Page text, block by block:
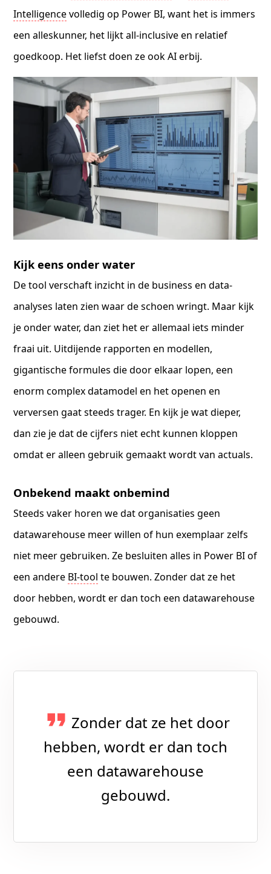
Intelligencevolledig op Power BI, want het is immers
een alleskunner, het lijkt all-inclusive en relatief
goedkoop. Het liefst doen ze ook AI erbij.
Kijk eens onder water
De tool verschaft inzicht in de business en data-
analyses laten zien waar de schoen wringt. Maar kijk
je onder water, dan ziet het er allemaal iets minder
fraai uit. Uitdijende rapporten en modellen,
gigantische formules die door elkaar lopen, een
enorm complex datamodel en het openen en
verversen gaat steeds trager. En kijk je wat dieper,
dan zie je dat de cijfers niet echt kunnen kloppen
omdat er alleen gebruik gemaakt wordt van actuals.
Onbekend maakt onbemind
Steeds vaker horen we dat organisaties geen
datawarehouse meer willen of hun exemplaar zelfs
niet meer gebruiken. Ze besluiten alles in Power BI of
een andere BI-tool te bouwen. Zonder dat ze het
door hebben, wordt er dan toch een datawarehouse
gebouwd.
Zonder dat ze het door
hebben, wordt er dan toch
een datawarehouse
gebouwd.